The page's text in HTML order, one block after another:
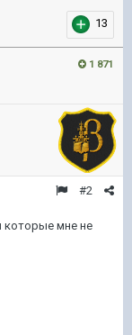
13
1 871
#2
которые мне не